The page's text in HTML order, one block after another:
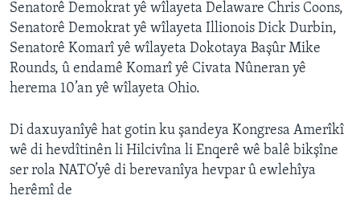
Senatorê Demokrat yê wîlayeta Delaware Chris Coons,
Senatorê Demokrat yê wîlayeta Illionois Dick Durbin,
Senatorê Komarî yê wîlayeta Dokotaya Başûr Mike
Rounds, û endamê Komarî yê Civata Nûneran yê
herema 10’an yê wîlayeta Ohio.
Di daxuyanîyê hat gotin ku şandeya Kongresa Amerîkî
wê di hevdîtinên li Hilcivîna li Enqerê wê balê bikşîne
ser rola NATO’yê di berevanîya hevpar û ewlehîya
herêmî de